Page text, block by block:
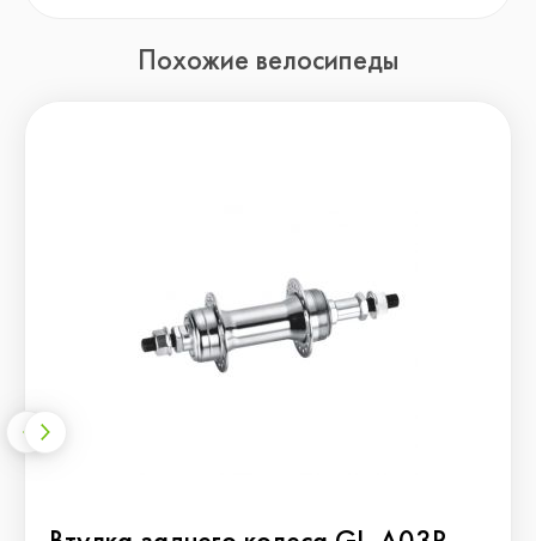
Похожие велосипеды